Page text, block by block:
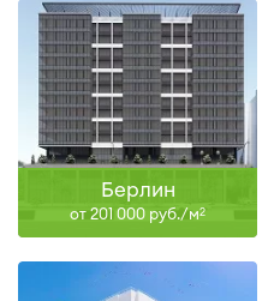
Берлин
от 201 000 руб./м2